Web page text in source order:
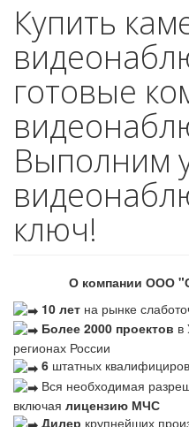
Купить
готовые
Выполним
ключ!
О компании ООО
10 лет на рынке
Более 2000 проектов в
регионах России
6 штатных
Вся необходимая
включая лицензию МЧС
Дилер крупнейших